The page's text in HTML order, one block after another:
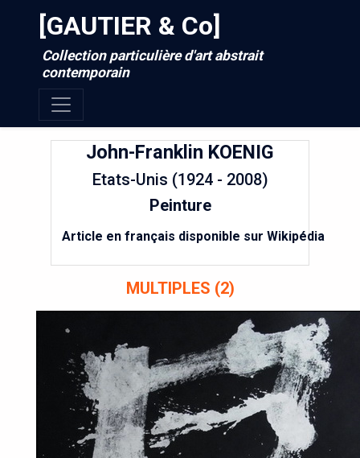
[GAUTIER & Co]
Collection particulière d'art abstrait
contemporain
John-Franklin KOENIG
Etats-Unis (1924 - 2008)
Peinture
Article en français disponible sur Wikipédia
MULTIPLES (2)